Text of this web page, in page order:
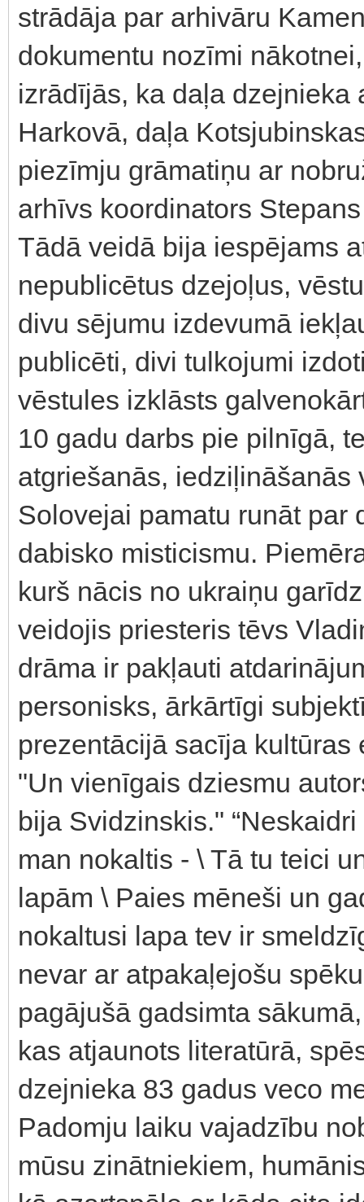
strādāja par arhivāru
dokumentu nozīmi
izrādījās, ka daļa
Harkovā, daļa
piezīmju grāmatiņu ar
arhīvs koordinators
Tādā veidā bija iespējams
nepublicētus dzejoļus,
divu sējumu izdevumā
publicēti, divi tulkojumi
vēstules izklāsts
10 gadu darbs pie pilnīgā,
atgriešanās,
Solovejai pamatu runāt par
dabisko misticismu.
kurš nācis no ukraiņu
veidojis priesteris tēvs
drāma ir pakļauti
personisks, ārkārtīgi
prezentācijā sacīja kultūras
"Un vienīgais dziesmu
bija Svidzinskis."
man nokaltis - \ Tā tu teici
lapām \ Paies mēneši un
nokaltusi lapa tev ir
nevar ar atpakaļejošu
pagājušā gadsimta
kas atjaunots literatūrā,
dzejnieka 83 gadus veco
Padomju laiku vajadzību
mūsu zinātniekiem,